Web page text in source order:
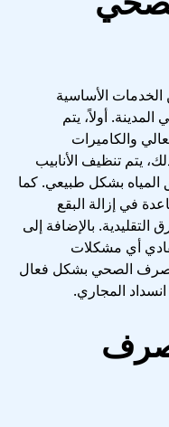
الأساسية
أولاً، يتم
والكاميرات
يتم تنظيف الأنابيب
بشكل طبيعي. كما
في إزالة البقع
التقليدية. بالإضافة إلى
أي مشكلات
الصحي بشكل فعال
المجاري.